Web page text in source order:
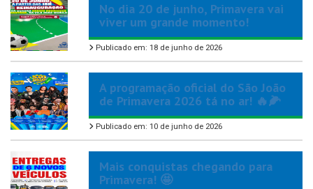
No dia 20 de junho, Primavera vai
viver um grande momento!
Publicado em: 18 de junho de 2026
A programação oficial do São João
de Primavera 2026 tá no ar! 🔥🌽
Publicado em: 10 de junho de 2026
Mais conquistas chegando para
Primavera! 🤩